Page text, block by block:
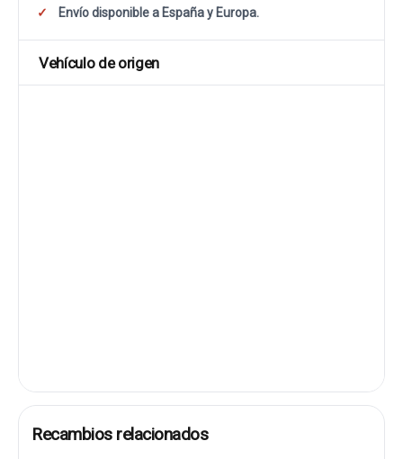
Envío disponible a España y Europa.
Vehículo de origen
Recambios relacionados